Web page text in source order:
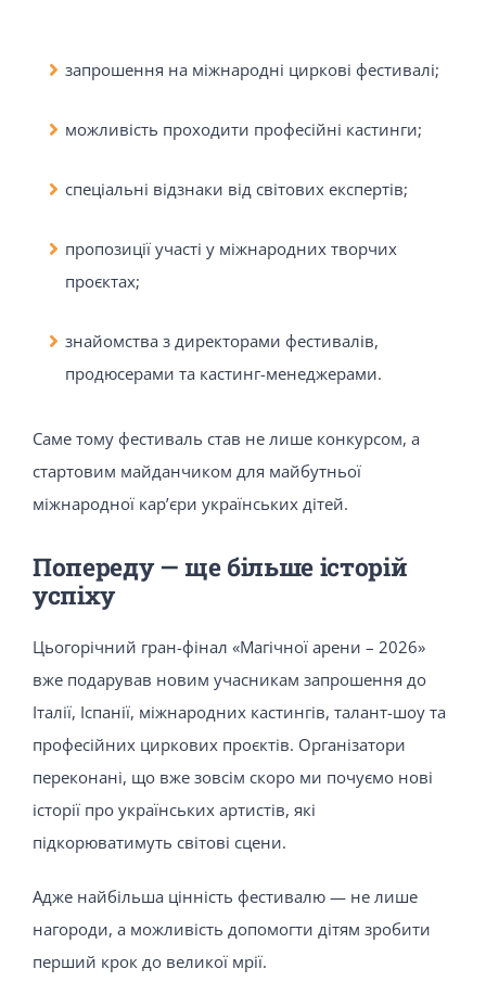
запрошення на міжнародні циркові фестивалі;
можливість проходити професійні кастинги;
спеціальні відзнаки від світових експертів;
пропозиції участі у міжнародних творчих
проєктах;
знайомства з директорами фестивалів,
продюсерами та кастинг-менеджерами.
Саме тому фестиваль став не лише конкурсом, а
стартовим майданчиком для майбутньої
міжнародної кар’єри українських дітей.
Попереду — ще більше історій
успіху
Цьогорічний гран-фінал «Магічної арени – 2026»
вже подарував новим учасникам запрошення до
Італії, Іспанії, міжнародних кастингів, талант-шоу та
професійних циркових проєктів. Організатори
переконані, що вже зовсім скоро ми почуємо нові
історії про українських артистів, які
підкорюватимуть світові сцени.
Адже найбільша цінність фестивалю — не лише
нагороди, а можливість допомогти дітям зробити
перший крок до великої мрії.